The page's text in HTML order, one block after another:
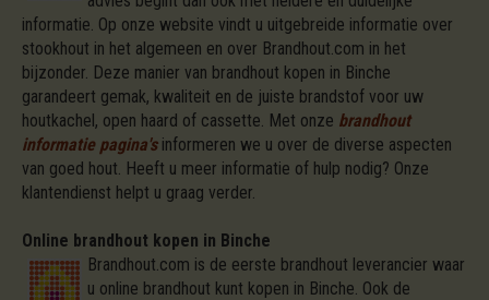
informatie. Op onze website vindt u uitgebreide informatie over
stookhout in het algemeen en over Brandhout.com in het
bijzonder. Deze manier van brandhout kopen in Binche
garandeert gemak, kwaliteit en de juiste brandstof voor uw
houtkachel, open haard of cassette. Met onze brandhout
informatie pagina'sinformeren we u over de diverse aspecten
van goed hout. Heeft u meer informatie of hulp nodig? Onze
klantendienst helpt u graag verder.
Online brandhout kopen in Binche
Brandhout.com is de eerste brandhout leverancier waar
u online brandhout kunt kopen in Binche. Ook de